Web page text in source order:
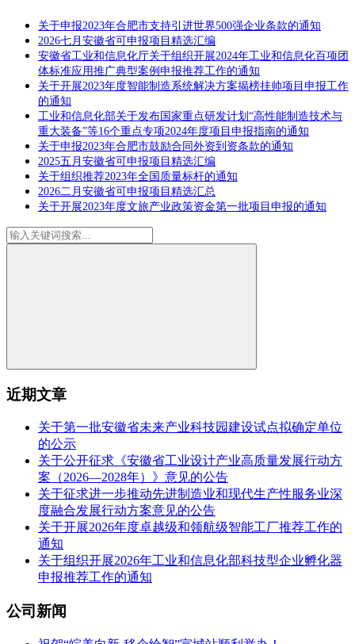
关于申报2023年合肥市支持引进世界500强企业条款的通知
2026七月安徽省可申报项目精选汇编
安徽省工业和信息化厅关于组织开展2024年工业和信息化百项团
体标准应用推广典型案例申报推荐工作的通知
关于开展2023年度智能制造系统解决方案揭榜挂帅项目申报工作
的通知
工业和信息化部关于发布国家重点研发计划“高性能制造技术与
重大装备”等16个重点专项2024年度项目申报指南的通知
关于申报2023年合肥市鼓励合同外资到资条款的通知
2025五月安徽省可申报项目精选汇编
关于组织推荐2023年全国质量标杆的通知
2026二月安徽省可申报项目精选汇总
关于开展2023年度文旅产业政策资金第一批项目申报的通知
近期文章
关于第一批安徽省未来产业科技园建设试点拟确定单位
的公示
关于公开征求《安徽省工业设计产业高质量发展行动方
案（2026—2028年）》意见的公告
关于征求进一步推动先进制造业和现代生产性服务业深
度融合发展行动方案意见的公告
关于开展2026年度卓越级和领航级智能工厂推荐工作的
通知
关于组织开展2026年工业和信息化部科技型企业孵化器
申报推荐工作的通知
公司新闻